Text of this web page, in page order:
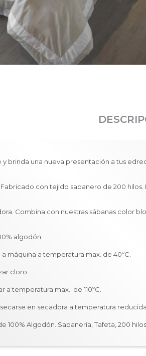
y brinda una nueva presentación a
Fabricado con tejido sabanero
Se
Combina con
lugar de
algodón.
máquina a temperatura max. de 40ºC.
cloro.
a temperatura max.. de 110ºC.
en secadora a temperatura reducida.
100% Algodón. Sabanería, Tafeta, 200 hilos